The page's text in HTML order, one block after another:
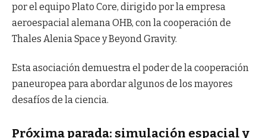
por el equipo Plato Core, dirigido por la empresa
aeroespacial alemana OHB, con la cooperación de
Thales Alenia Space y Beyond Gravity.
Esta asociación demuestra el poder de la cooperación
paneuropea para abordar algunos de los mayores
desafíos de la ciencia.
Próxima parada: simulación espacial y